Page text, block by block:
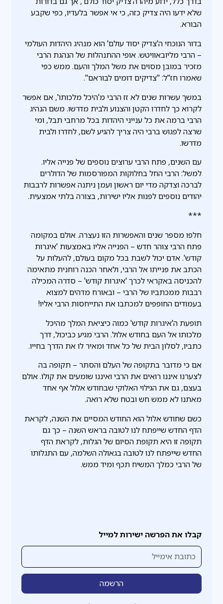
קבלו את הפרשה ישירות למייל
שלא ידעו היה צדיק כזה, כי אי אפשר בלעדיו, כפי שקבע
הבורא.
בדור הנוכחי ה'צדיק יסוד עולם' הוא מנהיג היהדות העולמי
– הרבי מליובאוויטש. אופי ההתנהלות של הנהגת הרבי
מזכיר במובן מסוים את משל המלך והעם. ממש כפי
שאמרו חז"ל: "צדיקים דומים לבוראם".
במשך עשרות שנים לא זז הרבי מ'היכל מלכותו', אם אפשר
לקרוא כך לחדרו הקטן והצנוע ולבית מדרשו. משם הנהיג
הרבי ברמה את כל ענייני היהדות בכל מרחבי תבל, ומי
שרצה לפגוש ברבי היה צריך להגיע לשם, לחדרו ולבית
מדרשו.
עם השנים, פתח הרבי ערוצים נוספים של פנייה אליו.
למשל: הרבי החל בחלוקות המפורסמות של הדולרים
לברכה וצדקה מדי יום ראשון ועמן ניתנה אפשרות לרבבות
יהודים נוספים לפנות אליו ישירות, בצורה בלתי אמצעית.
***
חלפו מספר שנים והאפשרות הזו נעצרה. אולם במקומה
פתח הרבי צוהר חדש – הפנייה אליו באמצעות 'איגרות
קודש'. אדם יכול לשבת בכל מקום בעולם, להעלות על
הכתב את פנייתו אל הרבי, ולאחר הכנה רוחנית מתאימה
להכניסה באקראי לכרך 'איגרות קודש' – סדרה המכילה
רבבות ממכתביו של הרבי – ובאורח מדהים למצוא
בעמודים החופפים למכתבו את התייחסות הרבי אליו!
תופעת ה'איגרות קודש' כמוה כיציאת המלך מהיכל
מלכותו אל העם בחודש אלול. הרבי מגיע כביכול, דרך
כתביו, לסלון הבית של כל אחד ומאיר לו את הדרך בחייו.
אם כי מדובר בתקופה של העלם והסתר – תקופה בה
לצערנו איננו רואים את הרבי ואיננו שומעים את קולו. אולם
בעצם, גם את הגילוי האלוקי שבחודש אלול אף אחד
מאתנו לא ממש חש ובטח שלא רואה.
כשם שחודש אלול הוא החודש המסיים את השנה, לקראת
הדף החדש שייפתח לנו לטובה בראש השנה – כך גם
תקופה זו היא תקופת הסיום של הגלות, לקראת הדף
החדש שייפתח לנו לטובה בגאולה השלמה, עם התגלותו
של הרבי כמלך המשיח תכף ומיד ממש.